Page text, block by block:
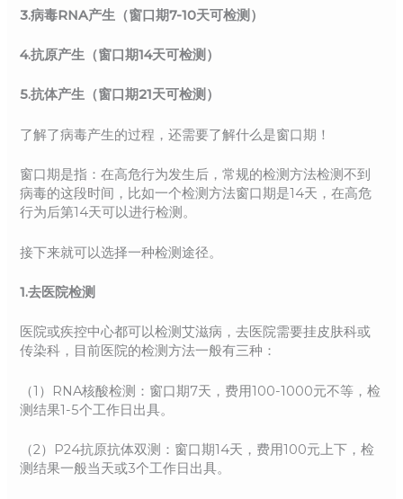
3.病毒RNA产生（窗口期7-10天可检测）
4.抗原产生（窗口期14天可检测）
5.抗体产生（窗口期21天可检测）
了解了病毒产生的过程，还需要了解什么是窗口期！
窗口期是指：在高危行为发生后，常规的检测方法检测不到
病毒的这段时间，比如一个检测方法窗口期是14天，在高危
行为后第14天可以进行检测。
接下来就可以选择一种检测途径。
1.去医院检测
医院或疾控中心都可以检测艾滋病，去医院需要挂皮肤科或
传染科，目前医院的检测方法一般有三种：
（1）RNA核酸检测：窗口期7天，费用100-1000元不等，检
测结果1-5个工作日出具。
（2）P24抗原抗体双测：窗口期14天，费用100元上下，检
测结果一般当天或3个工作日出具。